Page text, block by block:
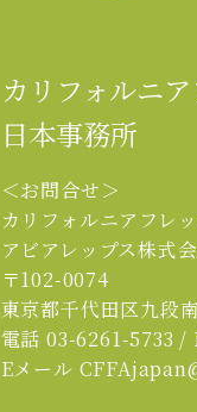
カリフォルニ
日本事務所
＜お問合せ＞
カリフォルニアフレ
アビアレップス株式
〒102-0074
東京都千代田区九段
電話 03-6261-5733 /
Eメール